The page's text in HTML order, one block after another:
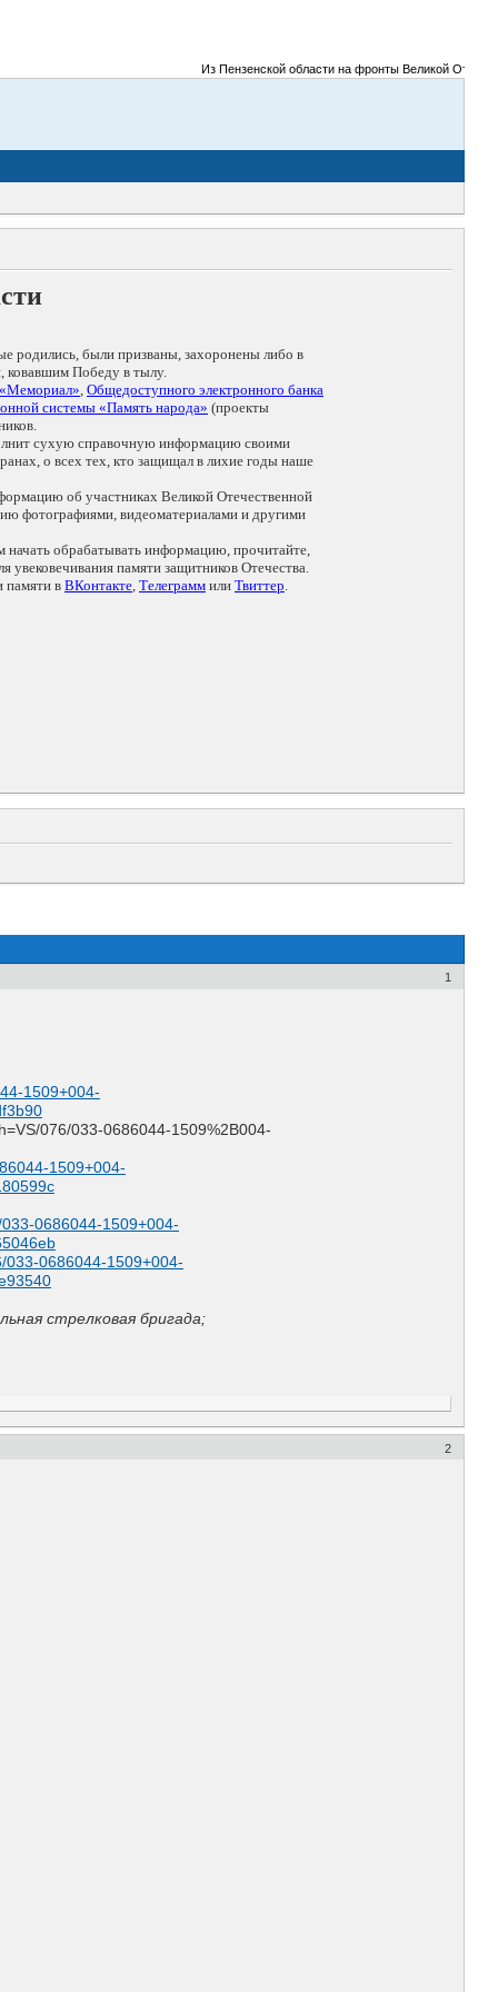
Из Пензенской области на фронты Великой
родились, были призваны, захоронены либо в
ковавшим Победу в тылу.
, Общедоступного электронного банка
системы «Память народа» (проекты
сухую справочную информацию своими
о всех тех, кто защищал в лихие годы наше
об участниках Великой Отечественной
фотографиями, видеоматериалами и другими
начать обрабатывать информацию, прочитайте,
памяти защитников Отечества.
памяти в ВКонтакте, Телеграмм или Твиттер.
1
1509+004-
076/033-0686044-1509%2B004-
1509+004-
0686044-1509+004-
033-0686044-1509+004-
стрелковая бригада;
2